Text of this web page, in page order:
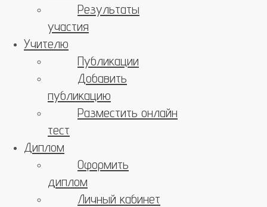
Результаты
участия
Учителю
Публикации
Добавить
публикацию
Разместить онлайн
тест
Диплом
Оформить
диплом
Личный кабинет